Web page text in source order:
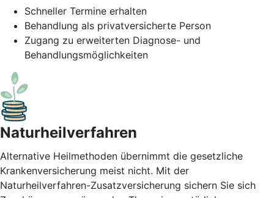
Schneller Termine erhalten
Behandlung als privatversicherte Person
Zugang zu erweiterten Diagnose- und
Behandlungsmöglichkeiten
Naturheil­verfahren
Alternative Heilmethoden übernimmt die gesetzliche
Krankenversicherung meist nicht. Mit der
Naturheilverfahren-Zusatzversicherung sichern Sie sich